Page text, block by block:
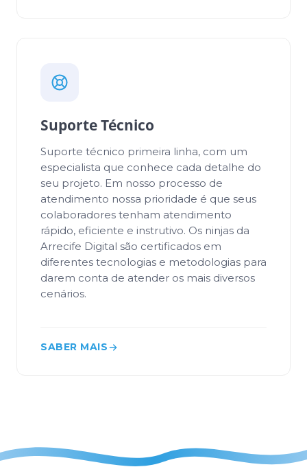
Suporte Técnico
Suporte técnico primeira linha, com um
especialista que conhece cada detalhe do
seu projeto. Em nosso processo de
atendimento nossa prioridade é que seus
colaboradores tenham atendimento
rápido, eficiente e instrutivo. Os ninjas da
Arrecife Digital são certificados em
diferentes tecnologias e metodologias para
darem conta de atender os mais diversos
cenários.
SABER MAIS